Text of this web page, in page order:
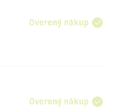
Overený nákup
Overený nákup